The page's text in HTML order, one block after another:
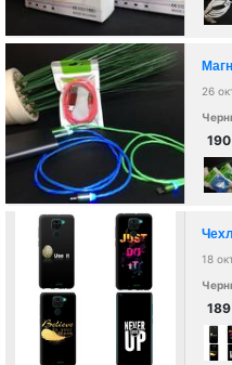
26
190
18
189